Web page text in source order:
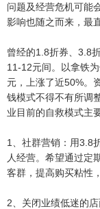
问题及经营危机可能
影响也随之而来，最
曾经的1.8折券、3.8
11-12元间。以拿铁
元，上涨了近50%。
钱模式不得不有所调
业目前的自救模式主
1、社群营销：用3.8
人经营。希望通过定
客群，提高购买粘性
2、关闭业绩低迷的